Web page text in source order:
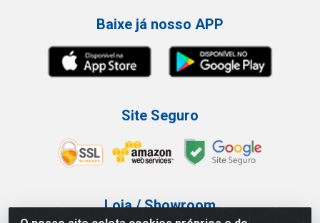
Baixe já nosso APP
Site Seguro
Loja / Showroom